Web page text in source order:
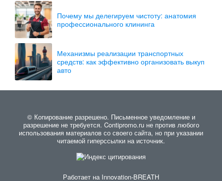
Почему мы делегируем чистоту: анатомия
профессионального клининга
Механизмы реализации транспортных
средств: как эффективно организовать выкуп
авто
© Копирование разрешено. Письменное уведомление и
разрешение не требуется. Contipromo.ru не против любого
использования материалов со своего сайта, но при указании
читаемой гиперссылки на источник.
Работает на Innovation-BREATH